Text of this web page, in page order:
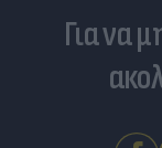
Για να